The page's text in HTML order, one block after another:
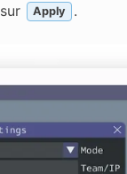
Apply .